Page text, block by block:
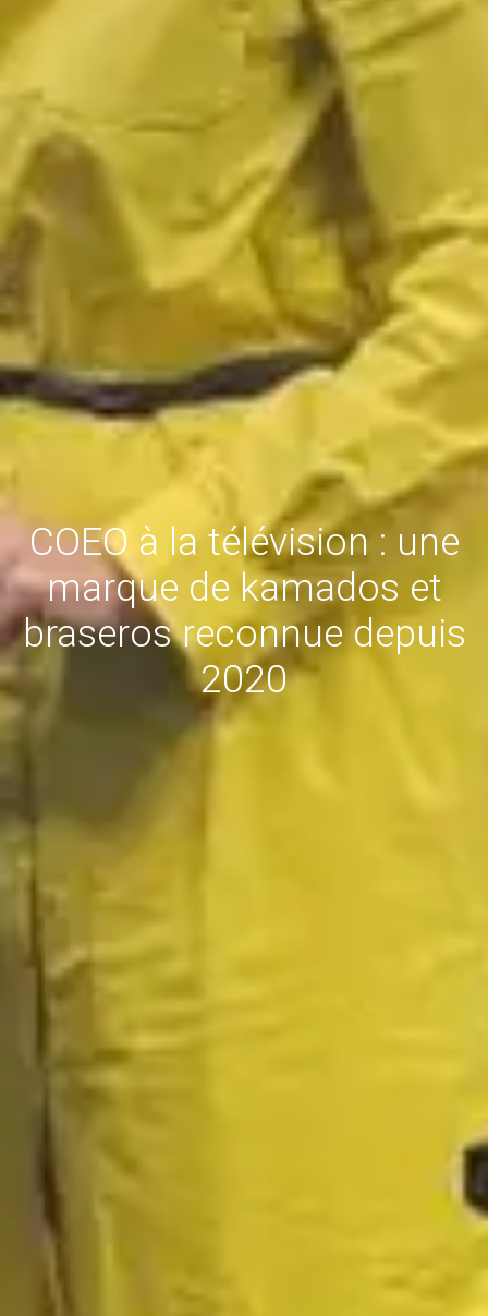
COEO à la télévision : une
marque de kamados et
braseros reconnue depuis
2020